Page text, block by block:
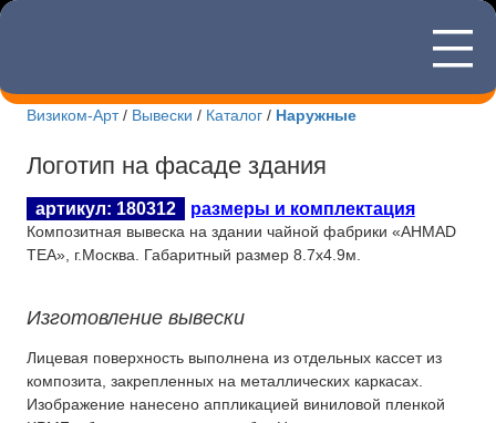
—
—
—
Новости Визиком-арт
Каталог вывесок
Изготовление табличек
Контакты
Визиком-Арт/ Вывески / Каталог / Наружные
Логотип на фасаде здания
артикул: 180312 размеры и комплектация
Композитная вывеска на здании чайной фабрики «AHMAD
TEA», г.Москва. Габаритный размер 8.7х4.9м.
Изготовление вывески
Лицевая поверхность выполнена из отдельных кассет из
композита, закрепленных на металлических каркасах.
Изображение нанесено аппликацией виниловой пленкой